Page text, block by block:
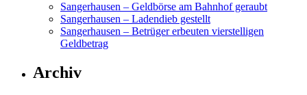
Sangerhausen – Geldbörse am Bahnhof geraubt
Sangerhausen – Ladendieb gestellt
Sangerhausen – Betrüger erbeuten vierstelligen
Geldbetrag
Archiv